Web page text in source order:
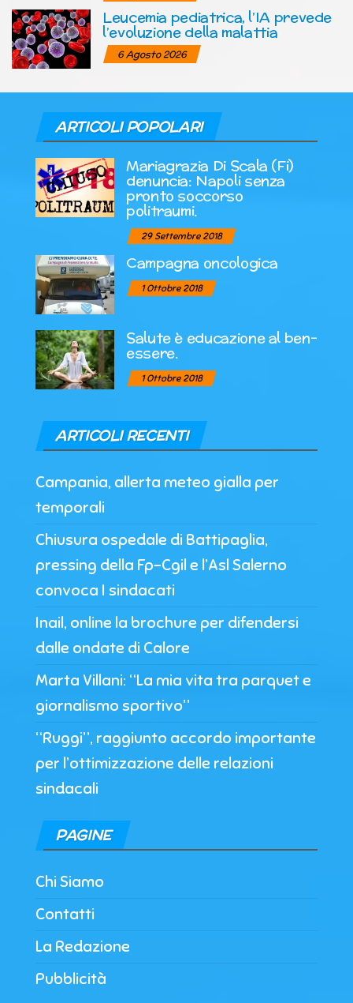
Leucemia pediatrica, l’IA prevede
l’evoluzione della malattia
6 Agosto 2026
ARTICOLI POPOLARI
Mariagrazia Di Scala (Fi)
denuncia: Napoli senza
pronto soccorso
politraumi.
29 Settembre 2018
Campagna oncologica
1 Ottobre 2018
Salute è educazione al ben-
essere.
1 Ottobre 2018
ARTICOLI RECENTI
Campania, allerta meteo gialla per
temporali
Chiusura ospedale di Battipaglia,
pressing della Fp-Cgil e l’Asl Salerno
convoca I sindacati
Inail, online la brochure per difendersi
dalle ondate di Calore
Marta Villani: “La mia vita tra parquet e
giornalismo sportivo”
“Ruggi”, raggiunto accordo importante
per l’ottimizzazione delle relazioni
sindacali
PAGINE
Chi Siamo
Contatti
La Redazione
Pubblicità